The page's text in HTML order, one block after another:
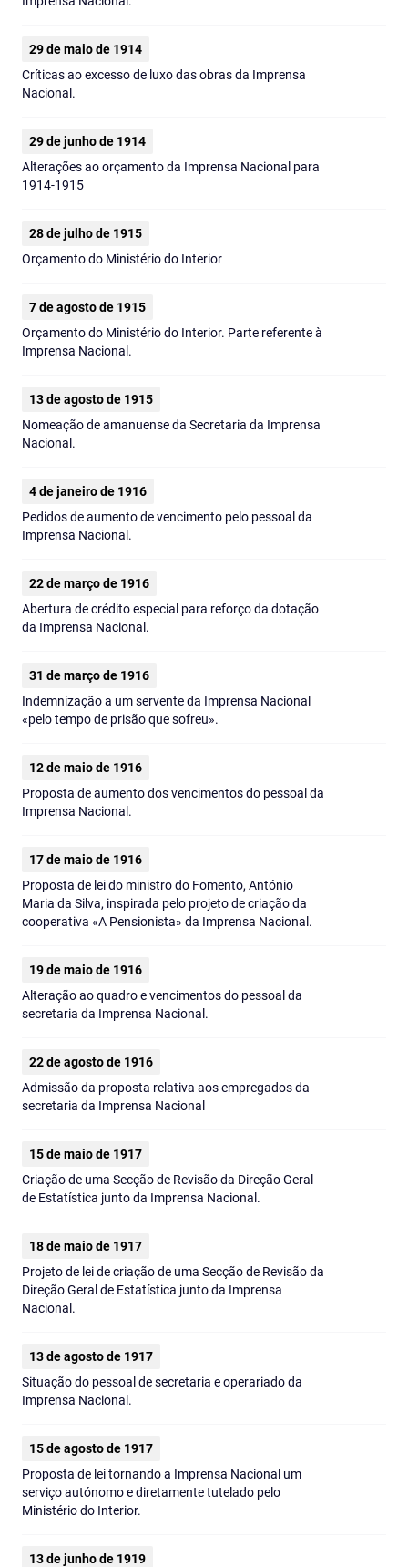
29 de maio de 1914
Críticas ao excesso de luxo das obras da Imprensa
Nacional.
29 de junho de 1914
Alterações ao orçamento da Imprensa Nacional para
1914‑1915
28 de julho de 1915
Orçamento do Ministério do Interior
7 de agosto de 1915
Orçamento do Ministério do Interior. Parte referente à
Imprensa Nacional.
13 de agosto de 1915
Nomeação de amanuense da Secretaria da Imprensa
Nacional.
4 de janeiro de 1916
Pedidos de aumento de vencimento pelo pessoal da
Imprensa Nacional.
22 de março de 1916
Abertura de crédito especial para reforço da dotação
da Imprensa Nacional.
31 de março de 1916
Indemnização a um servente da Imprensa Nacional
«pelo tempo de prisão que sofreu».
12 de maio de 1916
Proposta de aumento dos vencimentos do pessoal da
Imprensa Nacional.
17 de maio de 1916
Proposta de lei do ministro do Fomento, António
Maria da Silva, inspirada pelo projeto de criação da
cooperativa «A Pensionista» da Imprensa Nacional.
19 de maio de 1916
Alteração ao quadro e vencimentos do pessoal da
secretaria da Imprensa Nacional.
22 de agosto de 1916
Admissão da proposta relativa aos empregados da
secretaria da Imprensa Nacional
15 de maio de 1917
Criação de uma Secção de Revisão da Direção Geral
de Estatística junto da Imprensa Nacional.
18 de maio de 1917
Projeto de lei de criação de uma Secção de Revisão da
Direção Geral de Estatística junto da Imprensa
Nacional.
13 de agosto de 1917
Situação do pessoal de secretaria e operariado da
Imprensa Nacional.
15 de agosto de 1917
Proposta de lei tornando a Imprensa Nacional um
serviço autónomo e diretamente tutelado pelo
Ministério do Interior.
13 de junho de 1919